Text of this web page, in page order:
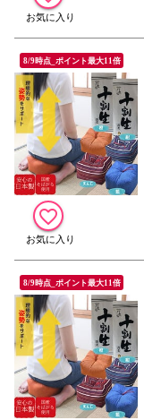
8/9時点_ポイント最大11倍
8/9時点_ポイント最大11倍